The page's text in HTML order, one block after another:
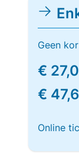
Geen
€
€
Online